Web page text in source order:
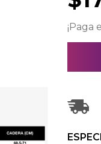
¡Paga